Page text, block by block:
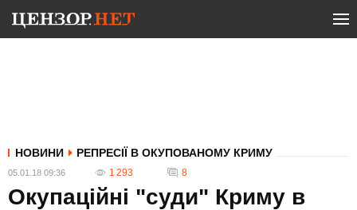
НОВИНИ РЕПРЕСІЇ В ОКУПОВАНОМУ КРИМУ
05.01.18 09:36 1 293 8
Окупаційні "суди" Криму в